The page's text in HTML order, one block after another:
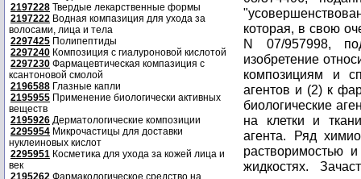
2197228 Твердые лекарственные формы
2197222 Водная компазиция для ухода за
волосами, лица и тела
2297425 Полипептиды
2297240 Композиция с гиалуроновой кислотой
2297230 Фармацевтическая компазиция с
ксантоновой смолой
2196588 Глазные капли
2195955 Применение биологически активных
веществ
2195926 Дерматологические композиции
2295954 Микрочастицы для доставки
нуклеиновых кислот
2295951 Косметика для ухода за кожей лица и
век
2195262 Фармакологическое средство на
которая, в свою
N 07/957998,
изобретение
композициям и
агентов и (2) к
биологические
на клетки и
агента. Ряд
растворимостью
жидкостях.